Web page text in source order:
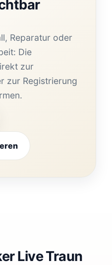
Reparatur oder
Die
zur
zur Registrierung
Live Traun